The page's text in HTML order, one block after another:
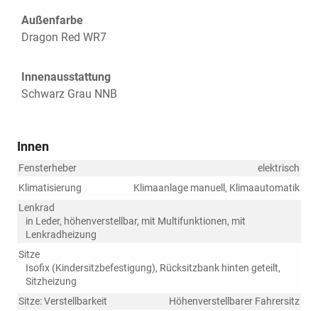
Außenfarbe
Dragon Red WR7
Innenausstattung
Schwarz Grau NNB
Innen
Fensterheber
elektrisch
Klimatisierung
Klimaanlage manuell, Klimaautomatik
Lenkrad
in Leder, höhenverstellbar, mit Multifunktionen, mit
Lenkradheizung
Sitze
Isofix (Kindersitzbefestigung), Rücksitzbank hinten geteilt,
Sitzheizung
Sitze: Verstellbarkeit
Höhenverstellbarer Fahrersitz